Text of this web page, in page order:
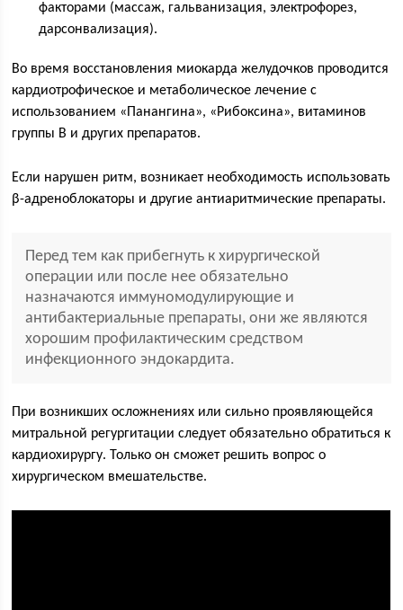
факторами (массаж, гальванизация, электрофорез,
дарсонвализация).
Во время восстановления миокарда желудочков проводится
кардиотрофическое и метаболическое лечение с
использованием «Панангина», «Рибоксина», витаминов
группы В и других препаратов.
Если нарушен ритм, возникает необходимость использовать
β-адреноблокаторы и другие антиаритмические препараты.
Перед тем как прибегнуть к хирургической
операции или после нее обязательно
назначаются иммуномодулирующие и
антибактериальные препараты, они же являются
хорошим профилактическим средством
инфекционного эндокардита.
При возникших осложнениях или сильно проявляющейся
митральной регургитации следует обязательно обратиться к
кардиохирургу. Только он сможет решить вопрос о
хирургическом вмешательстве.